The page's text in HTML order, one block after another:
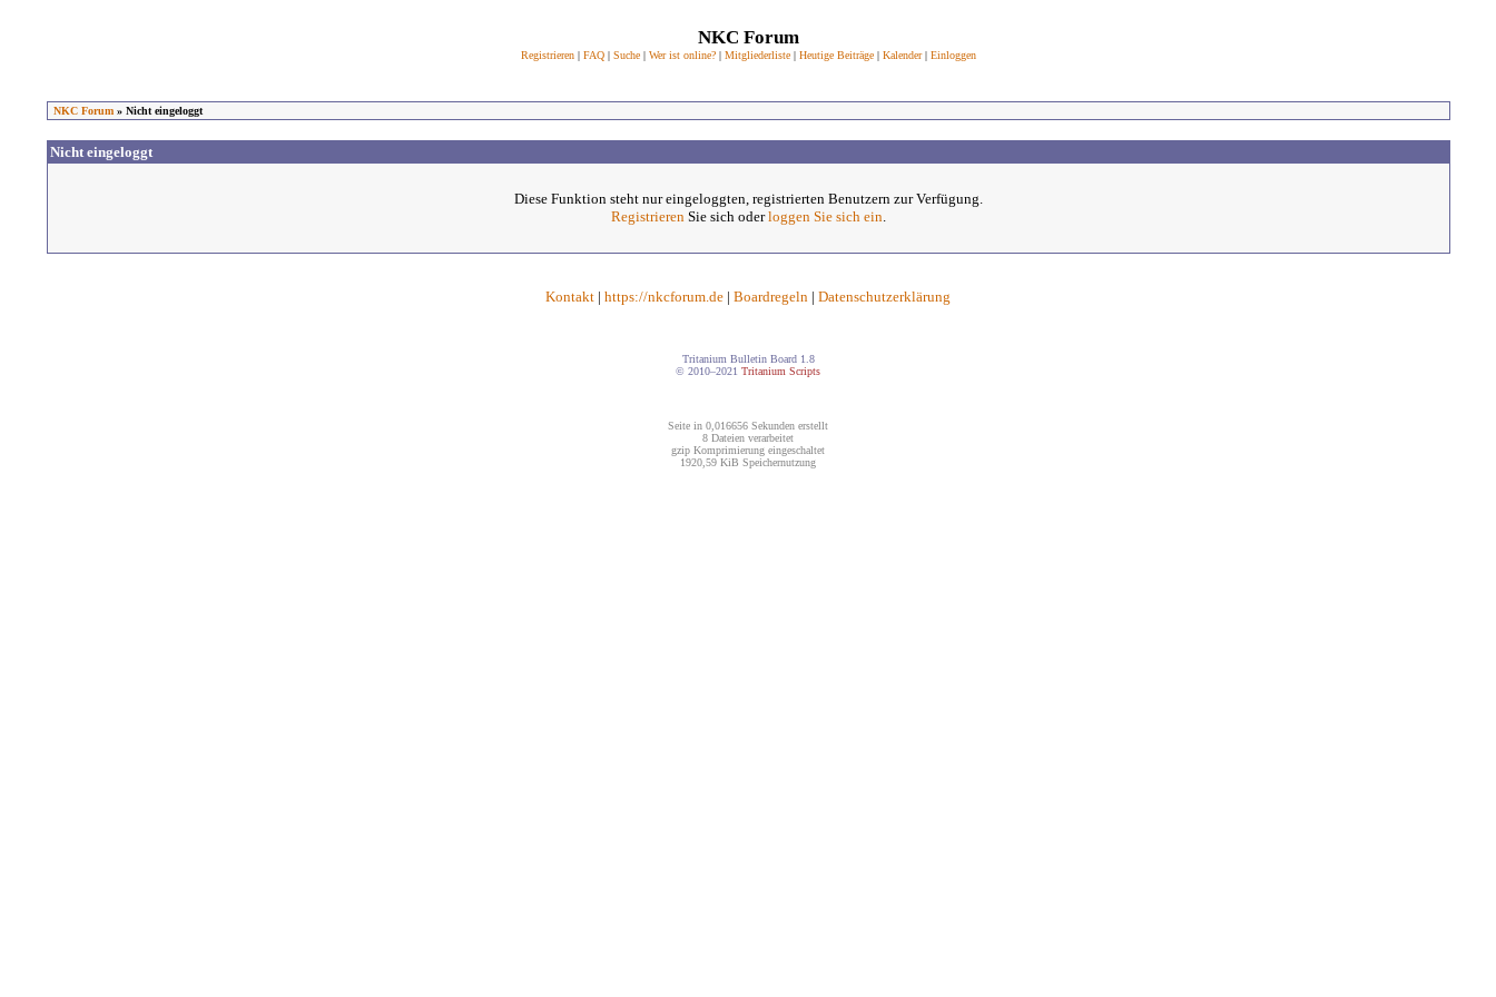
NKC Forum
Registrieren| FAQ| Suche| Wer ist online?| Mitgliederliste| Heutige Beiträge| Kalender| Einloggen
NKC Forum» Nicht eingeloggt
Nicht eingeloggt
Diese Funktion steht nur eingeloggten, registrierten Benutzern zur Verfügung.
RegistrierenSie sich oderloggen Sie sich ein.
Kontakt | https://nkcforum.de | Boardregeln | Datenschutzerklärung
Tritanium Bulletin Board 1.8
© 2010–2021 Tritanium Scripts
Seite in 0,016656 Sekunden erstellt
8 Dateien verarbeitet
gzip Komprimierung eingeschaltet
1920,59 KiB Speichernutzung